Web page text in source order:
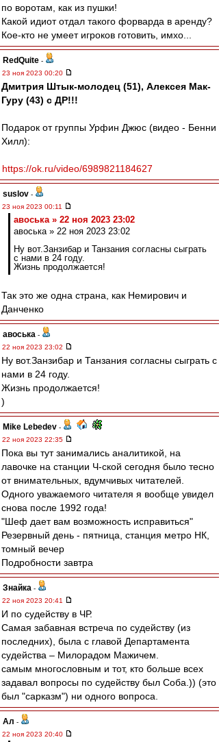
по воротам, как из пушки!
Какой идиот отдал такого форварда в аренду?
Кое-кто не умеет игроков готовить, имхо...
RedQuite -
23 ноя 2023 00:20
Дмитрия Штык-молодец (51), Алексея Мак-
Гуру (43) с ДР!!!
Подарок от группы Урфин Джюс (видео - Бенни
Хилл):
https://ok.ru/video/6989821184627
suslov -
23 ноя 2023 00:11
авоська » 22 ноя 2023 23:02
авоська » 22 ноя 2023 23:02
Ну вот.Занзибар и Танзания согласны сыграть
с нами в 24 году.
Жизнь продолжается!
Так это же одна страна, как Немирович и
Данченко
авоська -
22 ноя 2023 23:02
Ну вот.Занзибар и Танзания согласны сыграть с
нами в 24 году.
Жизнь продолжается!
)
Mike Lebedev -
22 ноя 2023 22:35
Пока вы тут занимались аналитикой, на
лавочке на станции Ч-ской сегодня было тесно
от внимательных, вдумчивых читателей.
Одного уважаемого читателя я вообще увидел
снова после 1992 года!
"Шеф дает вам возможность исправиться"
Резервный день - пятница, станция метро НК,
томный вечер
Подробности завтра
Знайка -
22 ноя 2023 20:41
И по судейству в ЧР.
Самая забавная встреча по судейству (из
последних), была с главой Департамента
судейства – Милорадом Мажичем.
самым многословным и тот, кто больше всех
задавал вопросы по судейству был Соба.)) (это
был "сарказм") ни одного вопроса.
Ал -
22 ноя 2023 20:40